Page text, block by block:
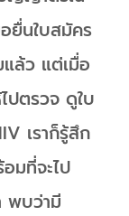
ยื่นใบสมัคร
ล้ว แต่เมื่อ
ปตรวจ ดูใบ
เราก็รู้สึก
มที่จะไป
พบว่ามี